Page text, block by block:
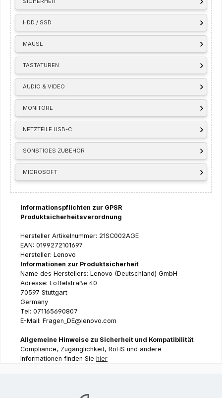
HDD / SSD
MÄUSE
TASTATUREN
AUDIO & VIDEO
MONITORE
NETZTEILE USB-C
SONSTIGES ZUBEHÖR
MICROSOFT
Informationspflichten zur GPSR
Produktsicherheitsverordnung
Hersteller Artikelnummer: 21SC002AGE
EAN: 0199272101697
Hersteller: Lenovo
Informationen zur Produktsicherheit
Name des Herstellers: Lenovo (Deutschland) GmbH
Adresse: Löffelstraße 40
70597 Stuttgart
Germany
Tel: 071165690807
E-Mail: Fragen_DE@lenovo.com
Allgemeine Hinweise zu Sicherheit und Kompatibilität
Compliance, Zugänglichkeit, RoHS und andere
Informationen finden Sie hier